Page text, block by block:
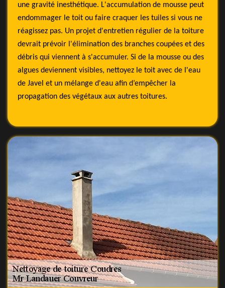
une gravité inesthétique. L'accumulation de mousse peut
endommager le toit ou faire craquer les tuiles si vous ne
réagissez pas. Un projet d'entretien régulier de la toiture
devrait prévoir l'élimination des branches coupées et des
débris qui viennent à s'accumuler. Si de la mousse ou des
algues deviennent visibles, nettoyez le toit avec de l'eau
de Javel et un mélange d'eau afin d’empêcher la
propagation des végétaux aux autres toitures.